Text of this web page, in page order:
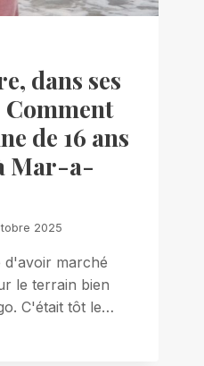
dans ses
de 16 ans
Mar-a-
2025
d'avoir marché
le terrain bien
C'était tôt le…